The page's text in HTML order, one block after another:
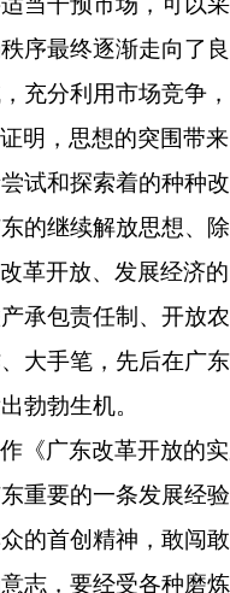
序最终逐渐走向了
充分利用市场竞争
明，思想的突围带
试和探索着的种种
的继续解放思想、
革开放、发展经济
承包责任制、开放
大手笔，先后在广
勃勃生机。
《广东改革开放的
重要的一条发展经
的首创精神，敢闯
志，要经受各种磨